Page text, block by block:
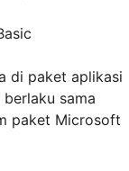
di paket aplikasi
sama
paket Microsoft